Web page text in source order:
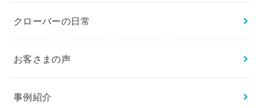
クローバーの日常
お客さまの声
事例紹介